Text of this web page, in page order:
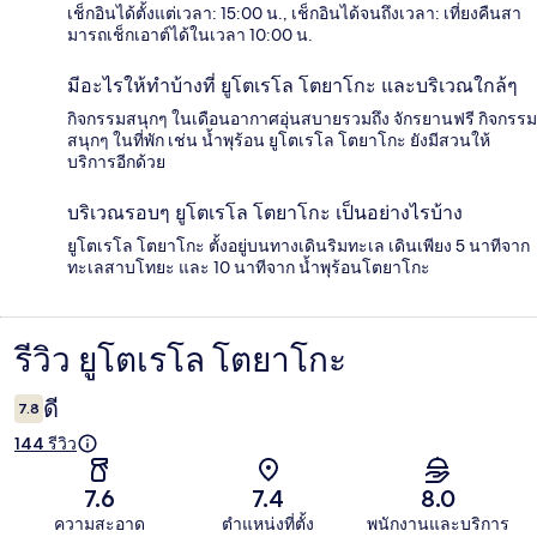
เช็กอินได้ตั้งแต่เวลา: 15:00 น., เช็กอินได้จนถึงเวลา: เที่ยงคืนสา
มารถเช็กเอาต์ได้ในเวลา 10:00 น.
มีอะไรให้ทำบ้างที่ ยูโตเรโล โตยาโกะ และบริเวณใกล้ๆ
กิจกรรมสนุกๆ ในเดือนอากาศอุ่นสบายรวมถึง จักรยานฟรี กิจกรรม
สนุกๆ ในที่พัก เช่น น้ำพุร้อน ยูโตเรโล โตยาโกะ ยังมีสวนให้
บริการอีกด้วย
บริเวณรอบๆ ยูโตเรโล โตยาโกะ เป็นอย่างไรบ้าง
ยูโตเรโล โตยาโกะ ตั้งอยู่บนทางเดินริมทะเล เดินเพียง 5 นาทีจาก
ทะเลสาบโทยะ และ 10 นาทีจาก น้ำพุร้อนโตยาโกะ
รีวิว
รีวิว ยูโตเรโล โตยาโกะ
7.8 ดี
144 รีวิว
7.6
ความสะอาด
7.4
ตำแหน่งที่ตั้ง
8.0
พนักงานและบริการ